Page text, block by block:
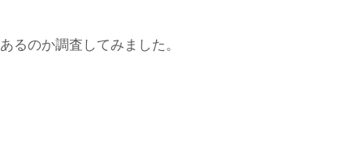
るのか調査してみました。